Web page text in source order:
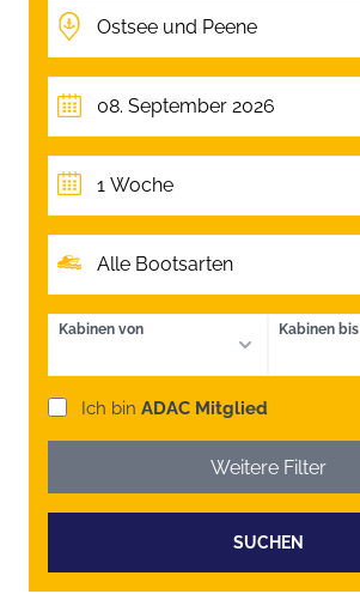
1 Woche
Alle Bootsarten
Kabinen von Kabinen bis
Ich bin ADAC Mitglied
Weitere Filter
SUCHEN